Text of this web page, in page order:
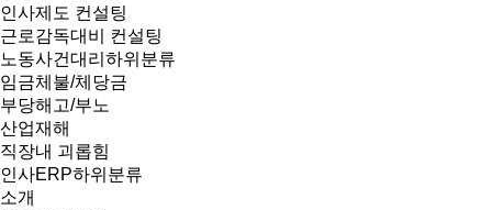
인사제도 컨설팅
근로감독대비 컨설팅
노동사건대리 하위분류
임금체불/체당금
부당해고/부노
산업재해
직장내 괴롭힘
인사ERP하위분류
소개